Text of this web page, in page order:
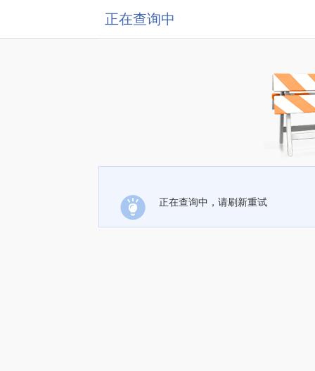
正在查询中
正在查询中，请刷新重试